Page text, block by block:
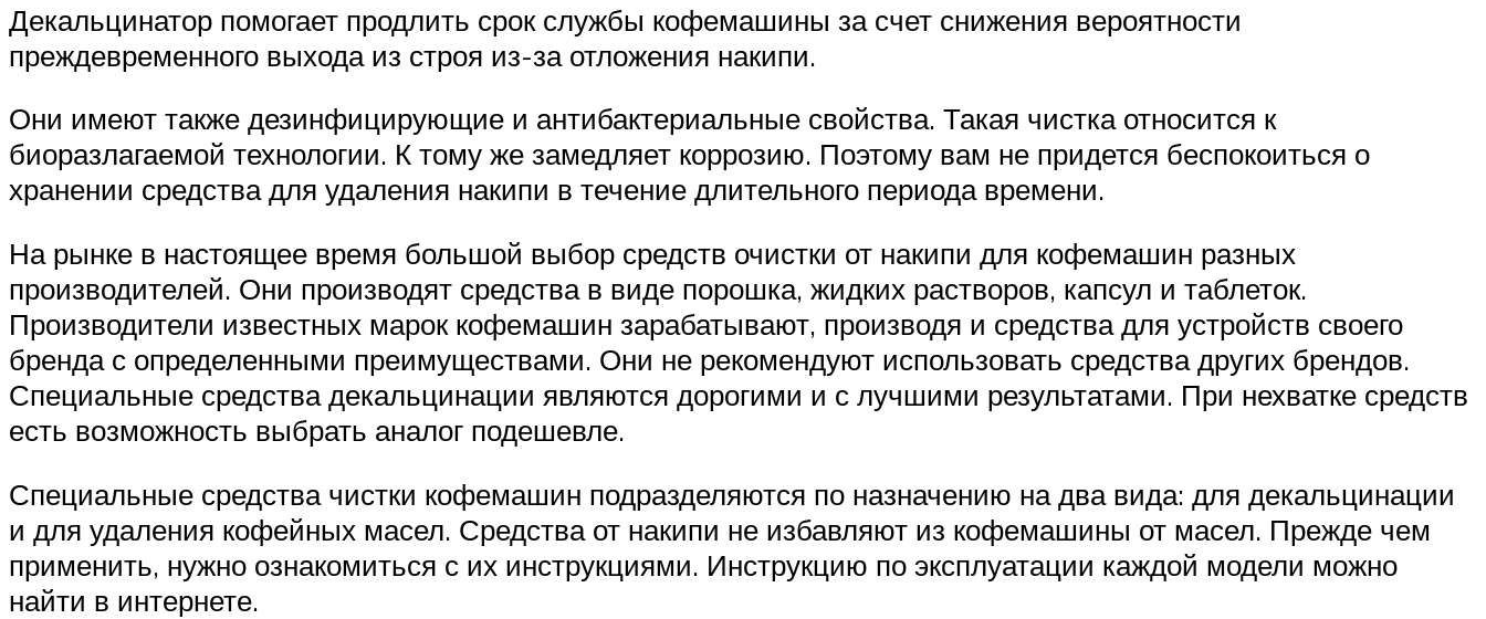
Декальцинатор помогает продлить срок службы кофемашины за счет снижения вероятности
преждевременного выхода из строя из-за отложения накипи.
Они имеют также дезинфицирующие и антибактериальные свойства. Такая чистка относится к
биоразлагаемой технологии. К тому же замедляет коррозию. Поэтому вам не придется беспокоиться о
хранении средства для удаления накипи в течение длительного периода времени.
На рынке в настоящее время большой выбор средств очистки от накипи для кофемашин разных
производителей. Они производят средства в виде порошка, жидких растворов, капсул и таблеток.
Производители известных марок кофемашин зарабатывают, производя и средства для устройств своего
бренда с определенными преимуществами. Они не рекомендуют использовать средства других брендов.
Специальные средства декальцинации являются дорогими и с лучшими результатами. При нехватке средств
есть возможность выбрать аналог подешевле.
Специальные средства чистки кофемашин подразделяются по назначению на два вида: для декальцинации
и для удаления кофейных масел. Средства от накипи не избавляют из кофемашины от масел. Прежде чем
применить, нужно ознакомиться с их инструкциями. Инструкцию по эксплуатации каждой модели можно
найти в интернете.